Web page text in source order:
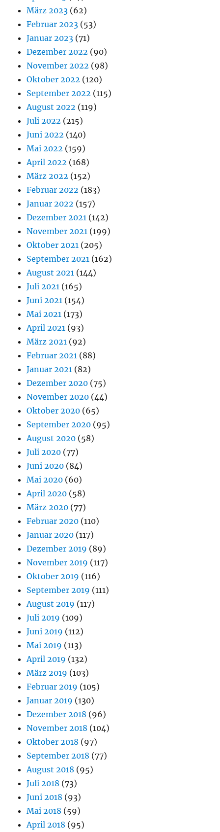
März 2023 (62)
Februar 2023 (53)
Januar 2023 (71)
Dezember 2022 (90)
November 2022 (98)
Oktober 2022 (120)
September 2022 (115)
August 2022 (119)
Juli 2022 (215)
Juni 2022 (140)
Mai 2022 (159)
April 2022 (168)
März 2022 (152)
Februar 2022 (183)
Januar 2022 (157)
Dezember 2021 (142)
November 2021 (199)
Oktober 2021 (205)
September 2021 (162)
August 2021 (144)
Juli 2021 (165)
Juni 2021 (154)
Mai 2021 (173)
April 2021 (93)
März 2021 (92)
Februar 2021 (88)
Januar 2021 (82)
Dezember 2020 (75)
November 2020 (44)
Oktober 2020 (65)
September 2020 (95)
August 2020 (58)
Juli 2020 (77)
Juni 2020 (84)
Mai 2020 (60)
April 2020 (58)
März 2020 (77)
Februar 2020 (110)
Januar 2020 (117)
Dezember 2019 (89)
November 2019 (117)
Oktober 2019 (116)
September 2019 (111)
August 2019 (117)
Juli 2019 (109)
Juni 2019 (112)
Mai 2019 (113)
April 2019 (132)
März 2019 (103)
Februar 2019 (105)
Januar 2019 (130)
Dezember 2018 (96)
November 2018 (104)
Oktober 2018 (97)
September 2018 (77)
August 2018 (95)
Juli 2018 (73)
Juni 2018 (93)
Mai 2018 (59)
April 2018 (95)